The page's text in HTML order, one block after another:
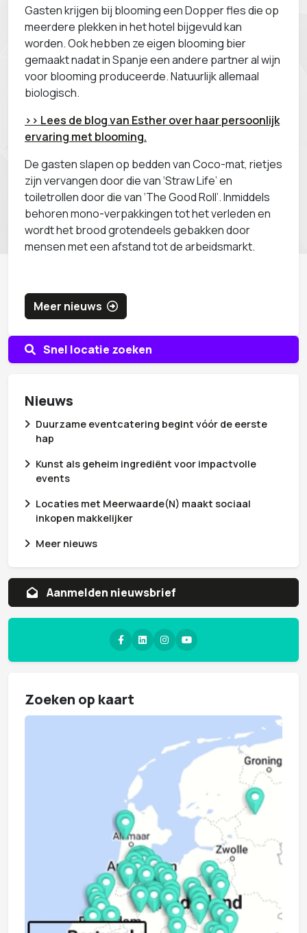
Snel locatie zoeken
Nieuws
Duurzame eventcatering begint vóór de eerste
hap
Kunst als geheim ingrediënt voor impactvolle
events
Locaties met Meerwaarde(N) maakt sociaal
inkopen makkelijker
Meer nieuws
Aanvragen whitepaper
Zoeken op kaart
Gasten krijgen bij blooming een Dopper fles die op
meerdere plekken in het hotel bijgevuld kan
worden. Ook hebben ze eigen blooming bier
gemaakt nadat in Spanje een andere partner al wijn
voor blooming produceerde. Natuurlijk allemaal
biologisch.
>> Lees de blog van Esther over haar persoonlijk
ervaring met blooming.
De gasten slapen op bedden van Coco-mat, rietjes
zijn vervangen door die van ‘Straw Life’ en
toiletrollen door die van ‘The Good Roll’. Inmiddels
behoren mono-verpakkingen tot het verleden en
wordt het brood grotendeels gebakken door
mensen met een afstand tot de arbeidsmarkt.
Meer nieuws